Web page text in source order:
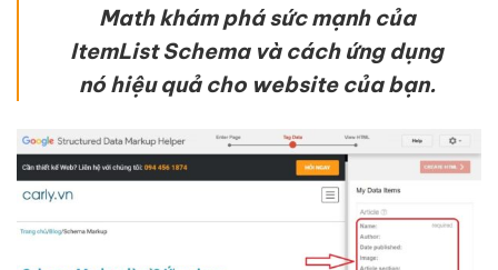
Math khám phá sức mạnh của
ItemList Schema và cách ứng dụng
nó hiệu quả cho website của bạn.